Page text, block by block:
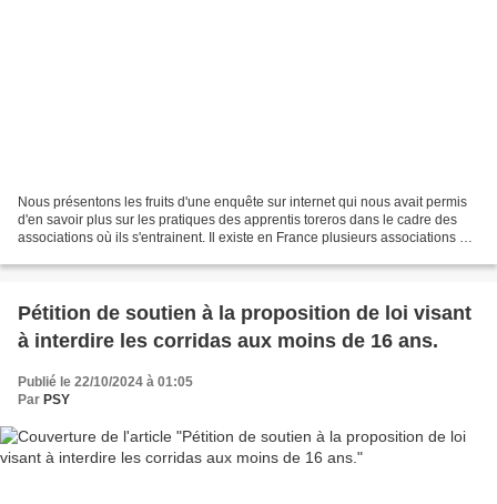
Nous présentons les fruits d'une enquête sur internet qui nous avait permis
d'en savoir plus sur les pratiques des apprentis toreros dans le cadre des
associations où ils s'entrainent. Il existe en France plusieurs associations qui
Pétition de soutien à la proposition de loi visant
à interdire les corridas aux moins de 16 ans.
Publié le 22/10/2024 à 01:05
Par PSY